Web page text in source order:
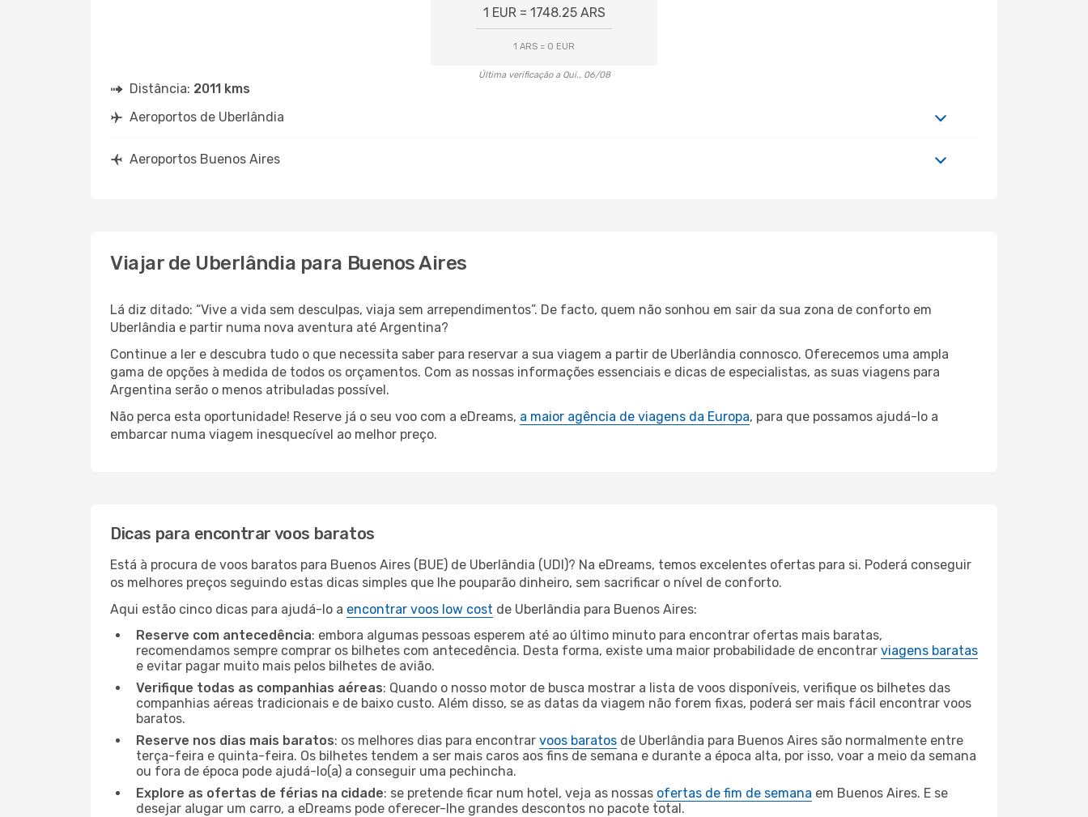
1 EUR = 1748.25 ARS
1 ARS = 0 EUR
Última verificação a Qui., 06/08
Distância: 2011 kms
Aeroportos de Uberlândia
Aeroportos Buenos Aires
Viajar de Uberlândia para Buenos Aires
Lá diz ditado: “Vive a vida sem desculpas, viaja sem arrependimentos”. De facto, quem não sonhou em sair da sua zona de conforto em
Uberlândia e partir numa nova aventura até Argentina?
Continue a ler e descubra tudo o que necessita saber para reservar a sua viagem a partir de Uberlândia connosco. Oferecemos uma ampla
gama de opções à medida de todos os orçamentos. Com as nossas informações essenciais e dicas de especialistas, as suas viagens para
Argentina serão o menos atribuladas possível.
Não perca esta oportunidade! Reserve já o seu voo com a eDreams, a maior agência de viagens da Europa, para que possamos ajudá-lo a
embarcar numa viagem inesquecível ao melhor preço.
Dicas para encontrar voos baratos
Está à procura de voos baratos para Buenos Aires (BUE) de Uberlândia (UDI)? Na eDreams, temos excelentes ofertas para si. Poderá conseguir
os melhores preços seguindo estas dicas simples que lhe pouparão dinheiro, sem sacrificar o nível de conforto.
Aqui estão cinco dicas para ajudá-lo a encontrar voos low cost de Uberlândia para Buenos Aires:
Reserve com antecedência: embora algumas pessoas esperem até ao último minuto para encontrar ofertas mais baratas,
recomendamos sempre comprar os bilhetes com antecedência. Desta forma, existe uma maior probabilidade de encontrar viagens baratas
e evitar pagar muito mais pelos bilhetes de avião.
Verifique todas as companhias aéreas: Quando o nosso motor de busca mostrar a lista de voos disponíveis, verifique os bilhetes das
companhias aéreas tradicionais e de baixo custo. Além disso, se as datas da viagem não forem fixas, poderá ser mais fácil encontrar voos
baratos.
Reserve nos dias mais baratos: os melhores dias para encontrar voos baratos de Uberlândia para Buenos Aires são normalmente entre
terça-feira e quinta-feira. Os bilhetes tendem a ser mais caros aos fins de semana e durante a época alta, por isso, voar a meio da semana
ou fora de época pode ajudá-lo(a) a conseguir uma pechincha.
Explore as ofertas de férias na cidade: se pretende ficar num hotel, veja as nossas ofertas de fim de semana em Buenos Aires. E se
desejar alugar um carro, a eDreams pode oferecer-lhe grandes descontos no pacote total.